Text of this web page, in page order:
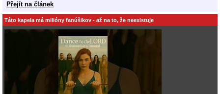
Přejít na článek
Táto kapela má milióny fanúšikov - až na to, že neexistuje